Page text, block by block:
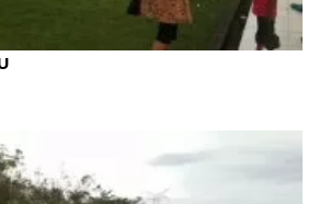
lintas tengah Sumatera